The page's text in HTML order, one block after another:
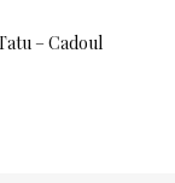
– Cadoul